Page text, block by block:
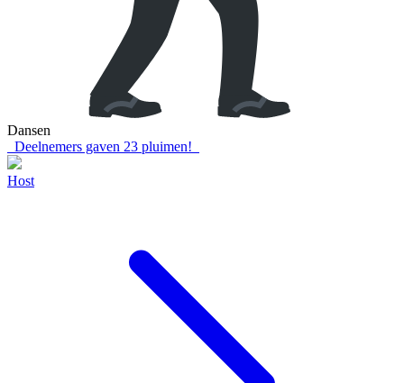
Dansen
Deelnemers gaven 23 pluimen!
Host